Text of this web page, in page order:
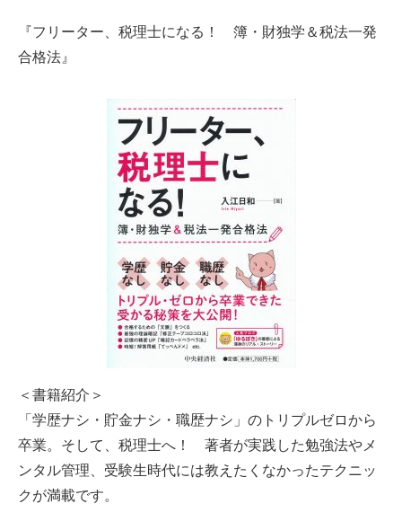
『フリーター、税理士になる！ 簿・財独学＆税法一発
合格法』
＜書籍紹介＞
「学歴ナシ・貯金ナシ・職歴ナシ」のトリプルゼロから
卒業。そして、税理士へ！ 著者が実践した勉強法やメ
ンタル管理、受験生時代には教えたくなかったテクニッ
クが満載です。